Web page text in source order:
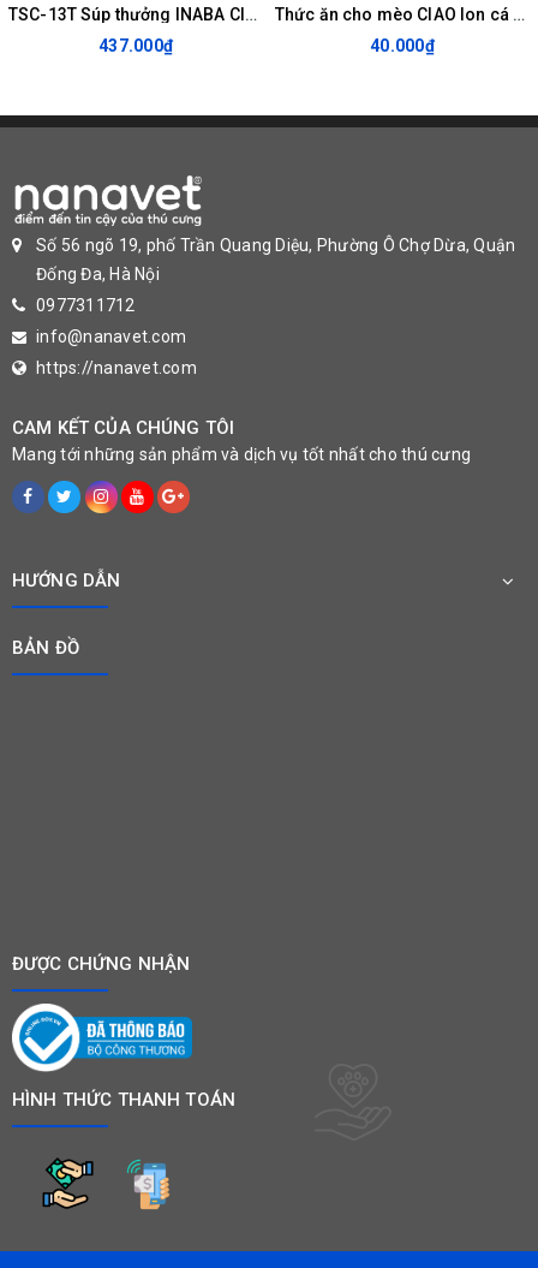
TSC-13T Súp thưởng INABA CIAO Churu hải sản Mix vị hũ 50 thanh
437.000₫
Thức ăn cho mèo CIAO lon cá ngừ và cá cơm A-02
40.000₫
Số 56 ngõ 19, phố Trần Quang Diệu, Phường Ô Chợ Dừa, Quận
Đống Đa, Hà Nội
0977311712
info@nanavet.com
https://nanavet.com
CAM KẾT CỦA CHÚNG TÔI
Mang tới những sản phẩm và dịch vụ tốt nhất cho thú cưng
HƯỚNG DẪN
BẢN ĐỒ
ĐƯỢC CHỨNG NHẬN
HÌNH THỨC THANH TOÁN